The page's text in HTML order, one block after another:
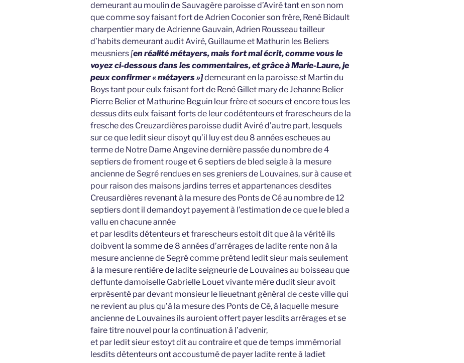
demeurant au moulin de Sauvagère paroisse d’Aviré tant en son nom
que comme soy faisant fort de Adrien Coconier son frère, René Bidault
charpentier mary de Adrienne Gauvain, Adrien Rousseau tailleur
d’habits demeurant audit Aviré, Guillaume et Mathurin les Beliers
meusniers [en réalité métayers, mais fort mal écrit, comme vous le
voyez ci-dessous dans les commentaires, et grâce à Marie-Laure, je
peux confirmer « métayers »]demeurant en la paroisse st Martin du
Boys tant pour eulx faisant fort de René Gillet mary de Jehanne Belier
Pierre Belier et Mathurine Beguin leur frère et soeurs et encore tous les
dessus dits eulx faisant forts de leur codétenteurs et frarescheurs de la
fresche des Creuzardières paroisse dudit Aviré d’autre part, lesquels
sur ce que ledit sieur disoyt qu’il luy est deu 8 années escheues au
terme de Notre Dame Angevine dernière passée du nombre de 4
septiers de froment rouge et 6 septiers de bled seigle à la mesure
ancienne de Segré rendues en ses greniers de Louvaines, sur à cause et
pour raison des maisons jardins terres et appartenances desdites
Creusardières revenant à la mesure des Ponts de Cé au nombre de 12
septiers dont il demandoyt payement à l’estimation de ce que le bled a
vallu en chacune année
et par lesdits détenteurs et frarescheurs estoit dit que à la vérité ils
doibvent la somme de 8 années d’arrérages de ladite rente non à la
mesure ancienne de Segré comme prétend ledit sieur mais seulement
à la mesure rentière de ladite seigneurie de Louvaines au boisseau que
deffunte damoiselle Gabrielle Louet vivante mère dudit sieur avoit
erprésenté par devant monsieur le lieuetnant général de ceste ville qui
ne revient au plus qu’à la mesure des Ponts de Cé, à laquelle mesure
ancienne de Louvaines ils auroient offert payer lesdits arrérages et se
faire titre nouvel pour la continuation à l’advenir,
et par ledit sieur estoyt dit au contraire et que de temps immémorial
lesdits détenteurs ont accoustumé de payer ladite rente à ladiet